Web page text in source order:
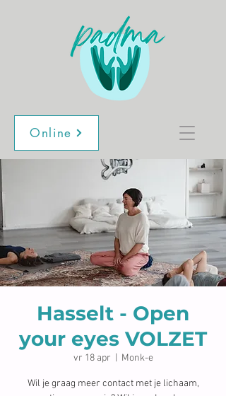
Online
Hasselt - Open
your eyes VOLZET
vr 18 apr Monk-e
Wil je graag meer contact met je lichaam,